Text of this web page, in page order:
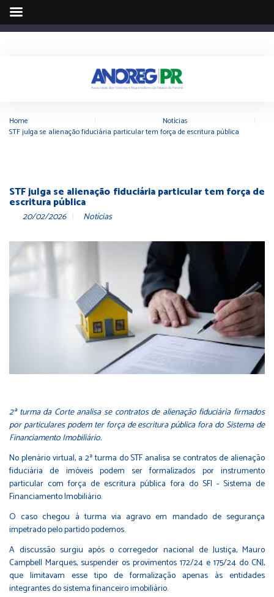
Home Notícias
STF julga se alienação fiduciária particular tem força de escritura pública
STF julga se alienação fiduciária particular tem força de
escritura pública
20/02/2026 Notícias
2ª turma da Corte analisa se contratos de alienação fiduciária firmados
por particulares podem ter força de escritura pública fora do Sistema de
Financiamento Imobiliário.
No plenário virtual, a 2ª turma do STF analisa se contratos de alienação
fiduciária de imóveis podem ser formalizados por instrumento
particular com força de escritura pública fora do SFI - Sistema de
Financiamento Imobiliário.
O caso chegou à turma via agravo em mandado de segurança
impetrado pelo partido podemos.
A discussão surgiu após o corregedor nacional de Justiça, Mauro
Campbell Marques, suspender os provimentos 172/24 e 175/24 do CNJ,
que limitavam esse tipo de formalização apenas às entidades
integrantes do sistema financeiro imobiliário.